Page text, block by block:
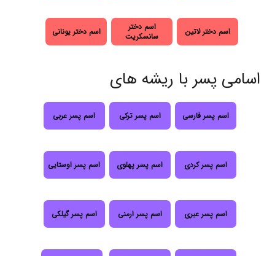
اسم دختر لاتین
اسم دختر
سانسکریت
اسم دختر یونانی
اسامی پسر با ریشه های
اسم پسر فارسی اسم پسر ترکی اسم پسر عربی
اسم پسر کردی اسم پسر پهلوی اسم پسر اوستایی
اسم پسر عبری اسم پسر ارمنی اسم پسر گیلکی